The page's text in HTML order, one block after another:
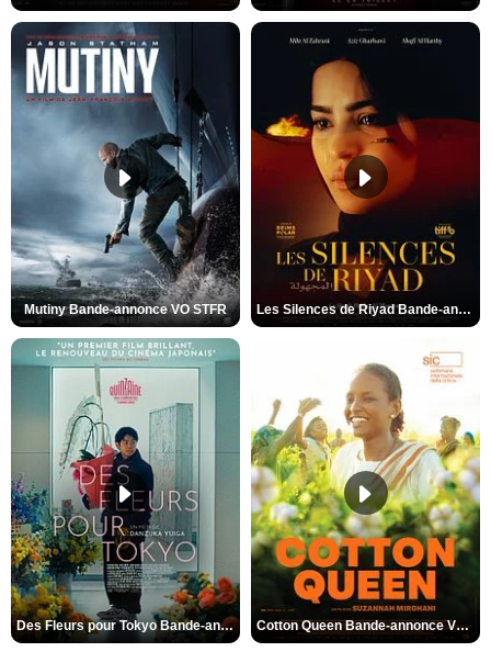
Mutiny Bande-annonce VO STFR Les Silences de Riyad Bande-annonce VO STFR
Des Fleurs pour Tokyo Bande-annonce VO STFR Cotton Queen Bande-annonce VO STFR